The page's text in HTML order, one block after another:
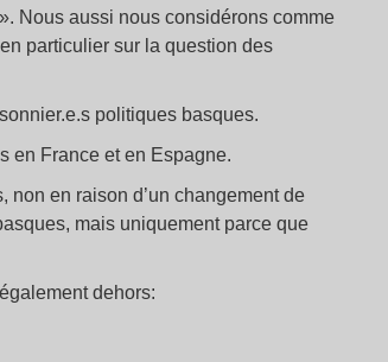
Nous aussi nous considérons comme
particulier sur la question des
politiques basques.
en France et en Espagne.
non en raison d’un changement de
mais uniquement parce que
dehors: